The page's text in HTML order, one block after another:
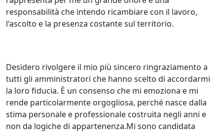
responsabilità che intendo ricambiare con il lavoro,
l'ascolto e la presenza costante sul territorio.
Desidero rivolgere il mio più sincero ringraziamento a
tutti gli amministratori che hanno scelto di accordarmi
la loro fiducia. È un consenso che mi emoziona e mi
rende particolarmente orgogliosa, perché nasce dalla
stima personale e professionale costruita negli anni e
non da logiche di appartenenza.Mi sono candidata